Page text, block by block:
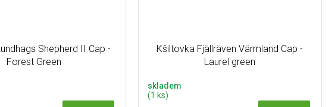
Shepherd II Cap -
Forest Green
Kšiltovka Fjällräven Värmland Cap -
Laurel green
skladem
(1 ks)